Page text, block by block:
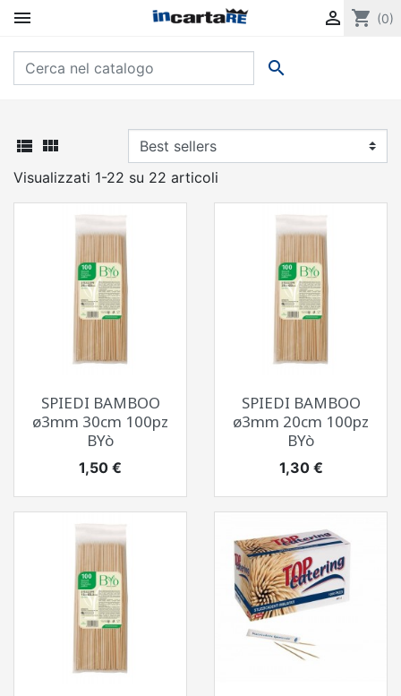
  shopping_cart (0)

 
Visualizzati 1-22 su 22 articoli
SPIEDI BAMBOO
ø3mm 30cm 100pz
BYò
Prezzo
1,50 €
SPIEDI BAMBOO
ø3mm 20cm 100pz
BYò
Prezzo
1,30 €